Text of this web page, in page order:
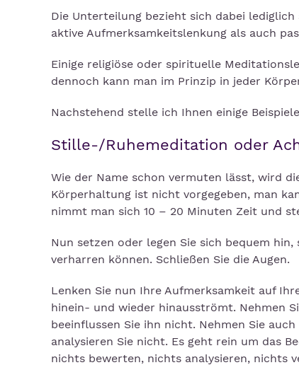
Die Unterteilung bezieht sich dabei
aktive Aufmerksamkeitslenkung als auch
Einige religiöse oder spirituelle
dennoch kann man im Prinzip in jeder
Nachstehend stelle ich Ihnen einige
Stille-/Ruhemeditation oder
Wie der Name schon vermuten lässt, wird
Körperhaltung ist nicht vorgegeben, man
nimmt man sich 10 – 20 Minuten Zeit und
Nun setzen oder legen Sie sich bequem
verharren können. Schließen Sie die Augen.
Lenken Sie nun Ihre Aufmerksamkeit auf
hinein- und wieder hinausströmt. Nehmen
beeinflussen Sie ihn nicht. Nehmen Sie
analysieren Sie nicht. Es geht rein um das
nichts bewerten, nichts analysieren, nichts